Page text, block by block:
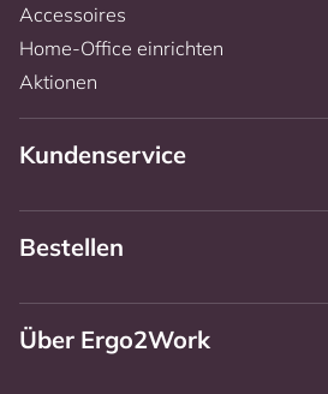
Accessoires
Home-Office einrichten
Aktionen
Kundenservice
Bestellen
Über Ergo2Work